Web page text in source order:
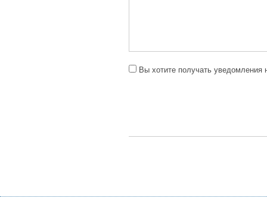
Вы хотите получать